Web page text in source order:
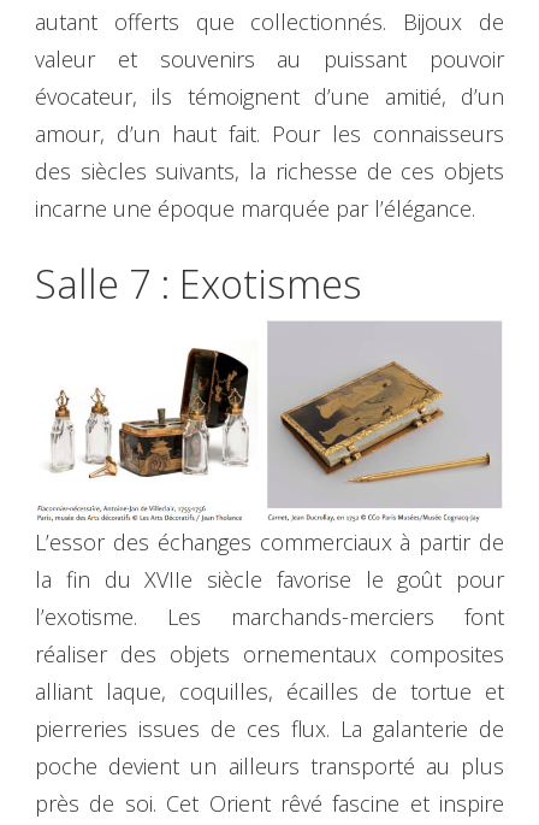
autant offerts que collectionnés. Bijoux de
valeur et souvenirs au puissant pouvoir
évocateur, ils témoignent d’une amitié, d’un
amour, d’un haut fait. Pour les connaisseurs
des siècles suivants, la richesse de ces objets
incarne une époque marquée par l’élégance.
Salle 7 : Exotismes
L’essor des échanges commerciaux à partir de
la fin du XVIIe siècle favorise le goût pour
l’exotisme. Les marchands-merciers font
réaliser des objets ornementaux composites
alliant laque, coquilles, écailles de tortue et
pierreries issues de ces flux. La galanterie de
poche devient un ailleurs transporté au plus
près de soi. Cet Orient rêvé fascine et inspire